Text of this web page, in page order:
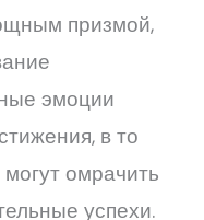
призмой,
эмоции
в то
омрачить
успехи.